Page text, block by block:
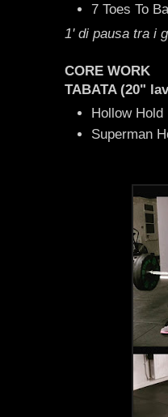
7 Toes To
1' di pausa tra i
CORE WORK
TABATA (20"
Hollow Hold
Superman